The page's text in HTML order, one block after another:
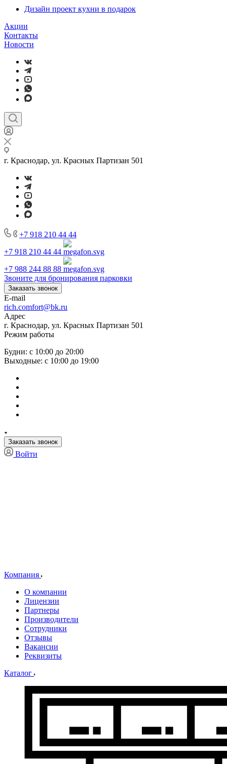
Дизайн проект кухни в подарок
Акции
Контакты
Новости
г. Краснодар, ул. Красных Партизан 501
+7 918 210 44 44
+7 918 210 44 44
+7 988 244 88 88
Звоните для бронирования парковки
Заказать звонок
E-mail
rich.comfort@bk.ru
Адрес
г. Краснодар, ул. Красных Партизан 501
Режим работы
Будни: с 10:00 до 20:00
Выходные: с 10:00 до 19:00
Заказать звонок
Войти
Компания
О компании
Лицензии
Партнеры
Производители
Сотрудники
Отзывы
Вакансии
Реквизиты
Каталог